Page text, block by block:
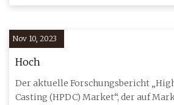
potenzielle Entw
Nov 10, 2023
Hoch
Der aktuelle Forschungsbericht
Casting (HPDC) Market“, der auf